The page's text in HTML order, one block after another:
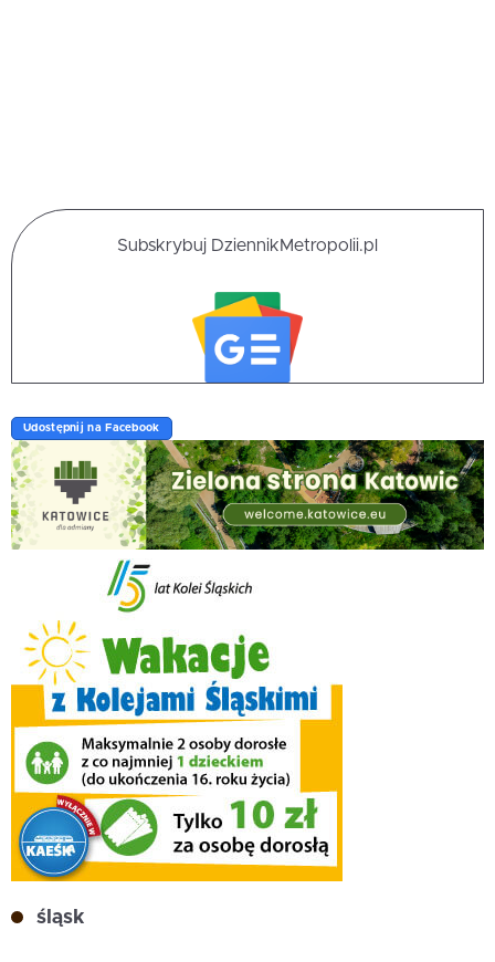
Subskrybuj DziennikMetropolii.pl
Udostępnij na Facebook
śląsk